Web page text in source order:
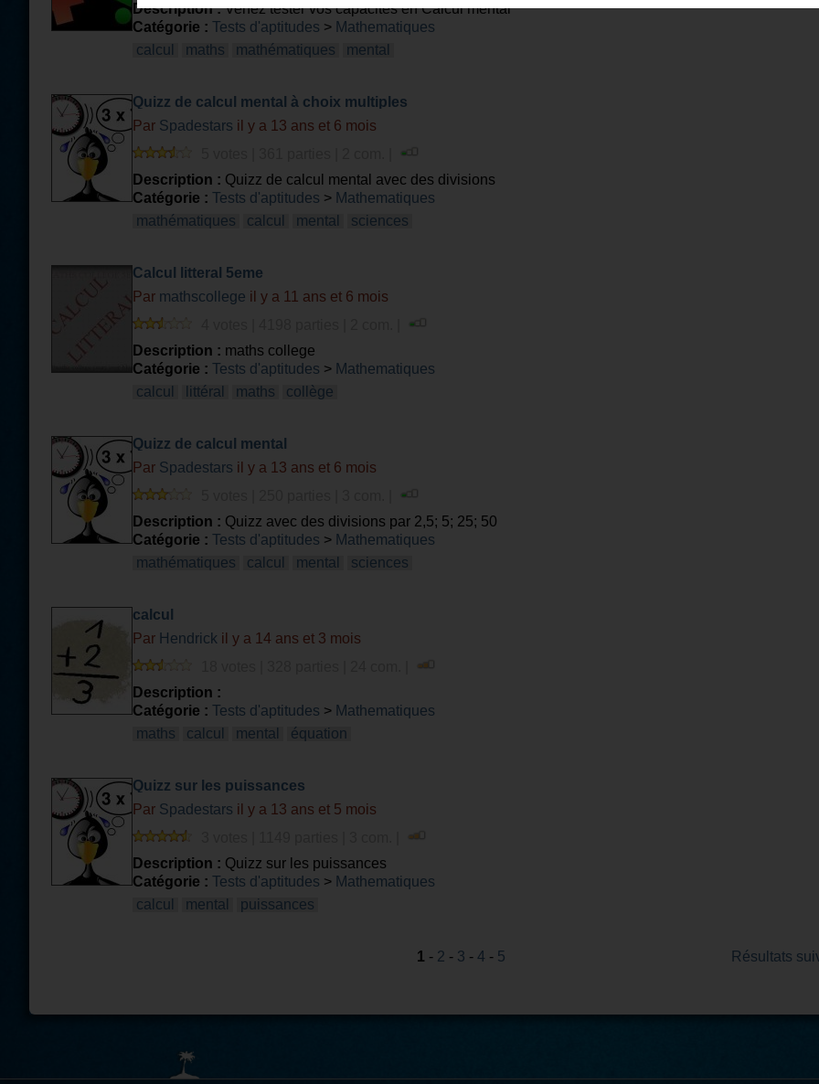
Description :Venez tester vos capacités en Calcul mental
Catégorie : Tests d'aptitudes > Mathematiques
calcul
maths mathématiques mental
Quizz de calcul mental à choix multiples
Par Spadestars il y a 13 ans et 6 mois
Description : Quizz de calcul mental avec des divisions
Catégorie : Tests d'aptitudes > Mathematiques
mathématiques
calcul mental sciences
Calcul litteral 5eme
Par mathscollege il y a 11 ans et 6 mois
Description : maths college
Catégorie : Tests d'aptitudes > Mathematiques
calcul
littéral maths collège
Quizz de calcul mental
Par Spadestars il y a 13 ans et 6 mois
Description : Quizz avec des divisions par 2,5; 5; 25; 50
Catégorie : Tests d'aptitudes > Mathematiques
mathématiques
calcul mental sciences
calcul
Par Hendrick il y a 14 ans et 3 mois
Description :
Catégorie : Tests d'aptitudes > Mathematiques
maths
calcul mental équation
Quizz sur les puissances
Par Spadestars il y a 13 ans et 5 mois
Description : Quizz sur les puissances
Catégorie : Tests d'aptitudes > Mathematiques
calcul
mental puissances
1 - 2 - 3 - 4 - 5 Résultats